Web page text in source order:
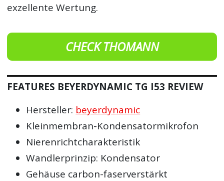
exzellente Wertung.
CHECK THOMANN
FEATURES BEYERDYNAMIC TG I53 REVIEW
Hersteller: beyerdynamic
Kleinmembran-Kondensatormikrofon
Nierenrichtcharakteristik
Wandlerprinzip: Kondensator
Gehäuse carbon-faserverstärkt